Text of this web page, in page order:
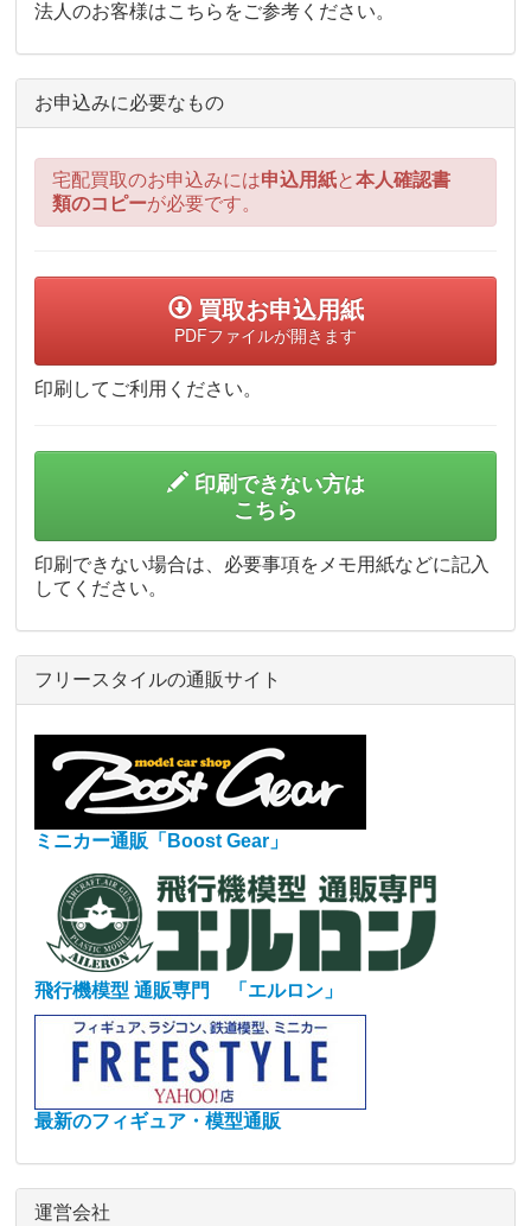
法人のお客様はこちらをご参考ください。
お申込みに必要なもの
宅配買取のお申込みには申込用紙と本人確認書
類のコピーが必要です。
買取お申込用紙
PDFファイルが開きます
印刷してご利用ください。
印刷できない方は
こちら
印刷できない場合は、必要事項をメモ用紙などに記入
してください。
フリースタイルの通販サイト
ミニカー通販「Boost Gear」
飛行機模型 通販専門 「エルロン」
最新のフィギュア・模型通販
運営会社